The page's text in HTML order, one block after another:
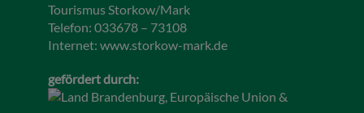
Tourismus Storkow/Mark
Telefon: 033678 – 73108
Internet: www.storkow-mark.de
gefördert durch: